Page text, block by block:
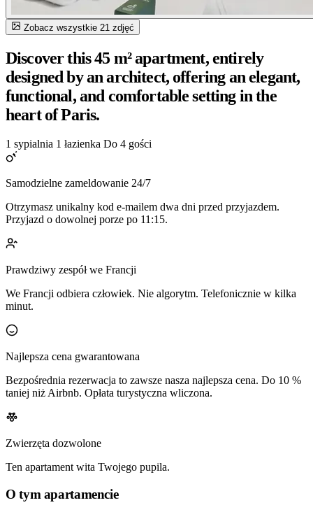
Zobacz wszystkie 21 zdjęć
Discover this 45 m² apartment, entirely
designed by an architect, offering an elegant,
functional, and comfortable setting in the
heart of Paris.
1 sypialnia 1 łazienka Do 4 gości
Samodzielne zameldowanie 24/7
Otrzymasz unikalny kod e-mailem dwa dni przed przyjazdem.
Przyjazd o dowolnej porze po 11:15.
Prawdziwy zespół we Francji
We Francji odbiera człowiek. Nie algorytm. Telefonicznie w kilka
minut.
Najlepsza cena gwarantowana
Bezpośrednia rezerwacja to zawsze nasza najlepsza cena. Do 10 %
taniej niż Airbnb. Opłata turystyczna wliczona.
Zwierzęta dozwolone
Ten apartament wita Twojego pupila.
O tym apartamencie